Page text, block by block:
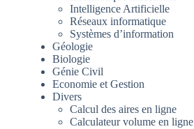
Intelligence Artificielle
Réseaux informatique
Systèmes d’information
Géologie
Biologie
Génie Civil
Economie et Gestion
Divers
Calcul des aires en ligne
Calculateur volume en ligne